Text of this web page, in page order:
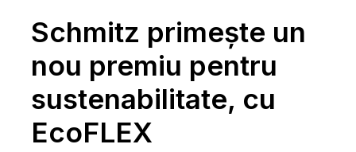
Schmitz primește un
nou premiu pentru
sustenabilitate, cu
EcoFLEX